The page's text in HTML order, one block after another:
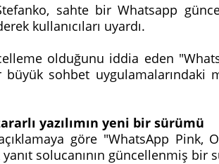
sahte bir Whatsapp
kullanıcıları uyardı.
olduğunu iddia eden
büyük sohbet uygulamalarındaki
yazılımın yeni bir sürümü
göre "WhatsApp Pink,
solucanının güncellenmiş bir